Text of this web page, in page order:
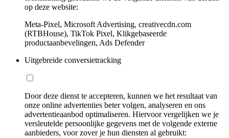
op deze website:
Meta-Pixel, Microsoft Advertising, creativecdn.com
(RTBHouse), TikTok Pixel, Klikgebaseerde
productaanbevelingen, Ads Defender
Uitgebreide conversietracking
Door deze dienst te accepteren, kunnen we het resultaat van
onze online advertenties beter volgen, analyseren en ons
advertentieaanbod optimaliseren. Hiervoor vergelijken we je
versleutelde persoonlijke gegevens met de volgende externe
aanbieders, voor zover je hun diensten al gebruikt: